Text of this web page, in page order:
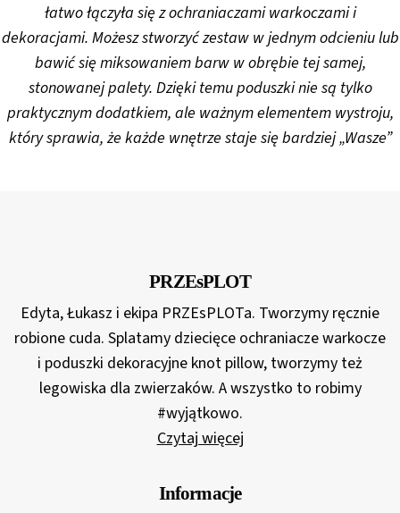
łatwo łączyła się z ochraniaczami warkoczami i
dekoracjami. Możesz stworzyć zestaw w jednym odcieniu lub
bawić się miksowaniem barw w obrębie tej samej,
stonowanej palety. Dzięki temu poduszki nie są tylko
praktycznym dodatkiem, ale ważnym elementem wystroju,
który sprawia, że każde wnętrze staje się bardziej „Wasze”
PRZEsPLOT
Edyta, Łukasz i ekipa PRZEsPLOTa. Tworzymy ręcznie
robione cuda. Splatamy dziecięce ochraniacze warkocze
i poduszki dekoracyjne knot pillow, tworzymy też
legowiska dla zwierzaków. A wszystko to robimy
#wyjątkowo.
Czytaj więcej
Informacje